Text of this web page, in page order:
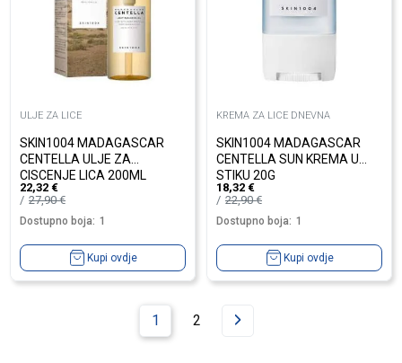
ULJE ZA LICE
SKIN1004 MADAGASCAR
CENTELLA ULJE ZA
CISCENJE LICA 200ML
22,32 €
27,90€
Dostupno boja: 1
Kupi ovdje
KREMA ZA LICE DNEVNA
SKIN1004 MADAGASCAR
CENTELLA SUN KREMA U
STIKU 20G
18,32 €
22,90€
Dostupno boja: 1
Kupi ovdje
1 2